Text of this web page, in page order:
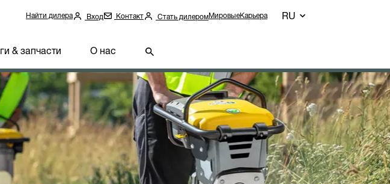
Найти дилера Вход Контакт Стать дилеромМировыеКарьера RU
& запчасти О нас